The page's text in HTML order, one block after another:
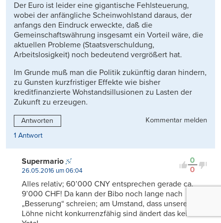
Der Euro ist leider eine gigantische Fehlsteuerung,
wobei der anfängliche Scheinwohlstand daraus, der
anfangs den Eindruck erweckte, daß die
Gemeinschaftswährung insgesamt ein Vorteil wäre, die
aktuellen Probleme (Staatsverschuldung,
Arbeitslosigkeit) noch bedeutend vergrößert hat.
Im Grunde muß man die Politik zukünftig daran hindern,
zu Gunsten kurzfristiger Effekte wie bisher
kreditfinanzierte Wohstandsillusionen zu Lasten der
Zukunft zu erzeugen.
Antworten
Kommentar melden
1 Antwort
0
0
Supermario
26.05.2016 um 06:04
Alles relativ; 60’000 CNY entsprechen gerade ca.
9’000 CHF! Da kann der Bibo noch lange nach
„Besserung“ schreien; am Umstand, dass unsere
Löhne nicht konkurrenzfähig sind ändert das keinen